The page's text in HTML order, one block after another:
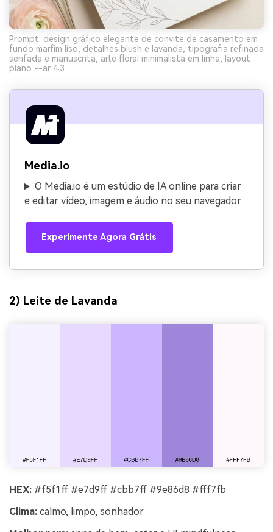
Prompt: design gráfico elegante de convite de casamento em
fundo marfim liso, detalhes blush e lavanda, tipografia refinada
serifada e manuscrita, arte floral minimalista em linha, layout
plano --ar 4:3
Media.io
O Media.io é um estúdio de IA online para criar
e editar vídeo, imagem e áudio no seu navegador.
Experimente Agora Grátis
2) Leite de Lavanda
HEX: #f5f1ff #e7d9ff #cbb7ff #9e86d8 #fff7fb
Clima: calmo, limpo, sonhador